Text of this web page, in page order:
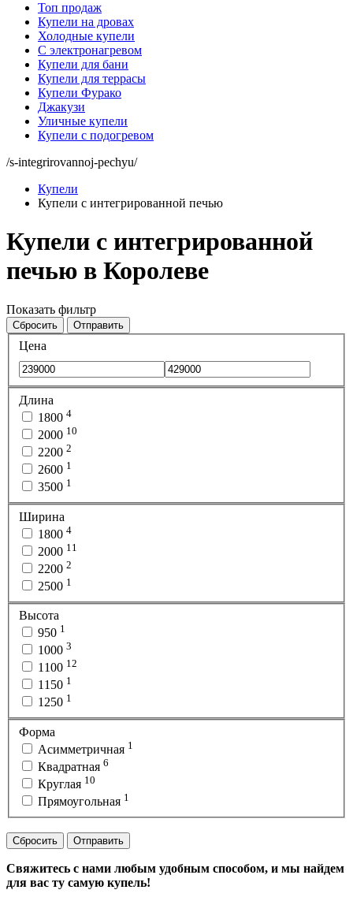
Топ продаж
Купели на дровах
Холодные купели
С электронагревом
Купели для бани
Купели для террасы
Купели Фурако
Джакузи
Уличные купели
Купели с подогревом
/s-integrirovannoj-pechyu/
Купели
Купели с интегрированной печью
Купели с интегрированной
печью в Королеве
Показать фильтр
Сбросить Отправить
Цена
Длина
1800 4
2000 10
2200 2
2600 1
3500 1
Ширина
1800 4
2000 11
2200 2
2500 1
Высота
950 1
1000 3
1100 12
1150 1
1250 1
Форма
Асимметричная 1
Квадратная 6
Круглая 10
Прямоугольная 1
Сбросить Отправить
Свяжитесь с нами любым удобным способом, и мы найдем
для вас ту самую купель!